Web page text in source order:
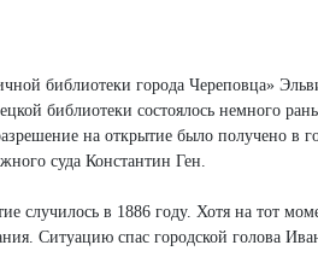
библиотеки города Череповца»
библиотеки состоялось немного
на открытие было получено в
суда Константин Ген.
случилось в 1886 году. Хотя на тот
Ситуацию спас городской голова